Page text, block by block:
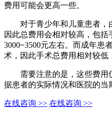
费用可能会更高一些。
对于青少年和儿童患者，
因此总费用会相对较高，包
3000~3500元左右。而成年患
术，因此手术总费用相对较低
需要注意的是，这些费用
据患者的实际情况和医院的当
在线咨询 >> 在线咨询 >>